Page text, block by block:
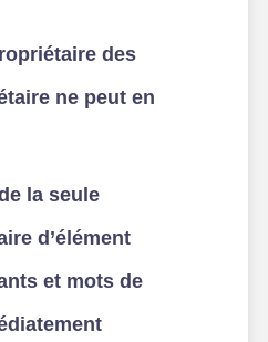
des
ne peut en
la seule
d’élément
et mots de